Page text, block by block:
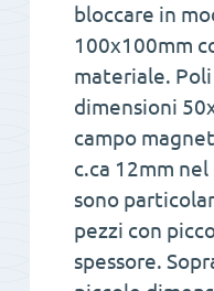
bloccare in
100x100mm
materiale.
dimensioni
campo
c.ca 12mm
sono
pezzi con
spessore.